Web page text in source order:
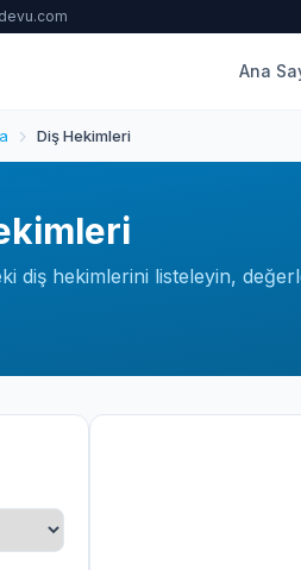
Ana
Diş Hekimleri
diş hekimlerini listeleyin,